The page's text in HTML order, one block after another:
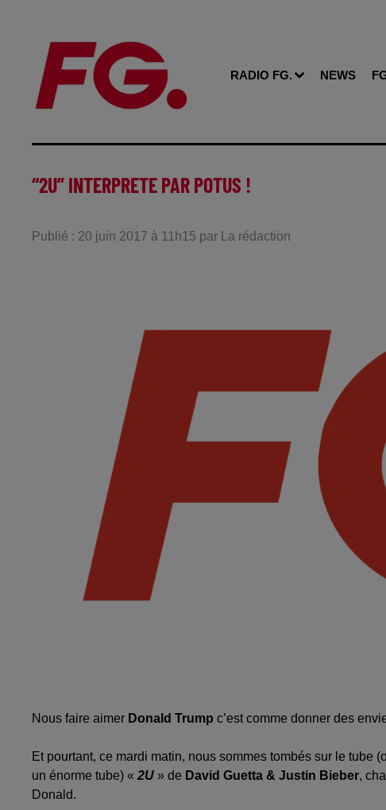
RADIO FG. NEWS
“2U” INTERPRETE PAR POTUS !
Publié : 20 juin 2017 à 11h15 par La rédaction
Nous faire aimer Donald Trump c’est comme donner des
Et pourtant, ce mardi matin, nous sommes tombés sur le tube
un énorme tube) « 2U » de David Guetta & Justin Bieber,
Donald.